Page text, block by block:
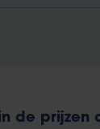
de prijzen